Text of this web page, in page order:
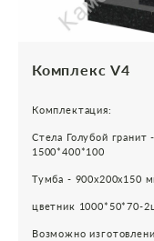
Комплекс V4
Комплектация:
Стела Голубой
1500*400*100
Тумба - 900х200х150
цветник 1000*50*70-
Возможно